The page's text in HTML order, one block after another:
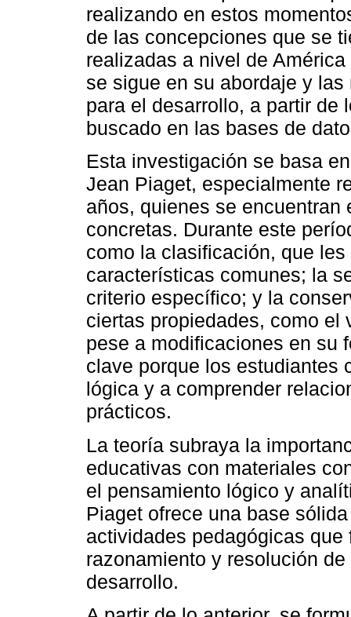
realizando en estos
de las concepciones que se
realizadas a nivel de
se sigue en su abordaje y
para el desarrollo, a partir
buscado en las bases de
Esta investigación se basa
Jean Piaget, especialmente
años, quienes se
concretas. Durante este
como la clasificación, que
características comunes; la
criterio específico; y la
ciertas propiedades, como el
pese a modificaciones en su
clave porque los estudiantes
lógica y a comprender
prácticos.
La teoría subraya la
educativas con materiales
el pensamiento lógico y
Piaget ofrece una base
actividades pedagógicas
razonamiento y resolución
desarrollo.